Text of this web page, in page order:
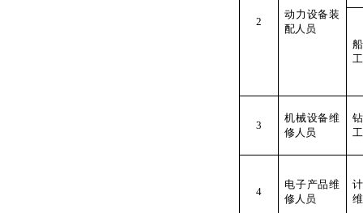
2
动力设备装
配人员
工
3
机械设备维
修人员
工
4
电子产品维
修人员